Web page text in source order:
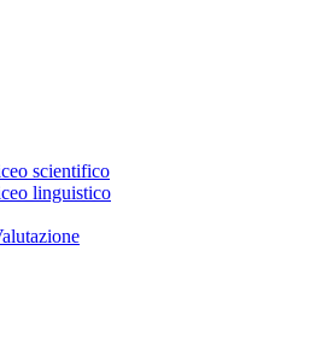
scientifico
linguistico